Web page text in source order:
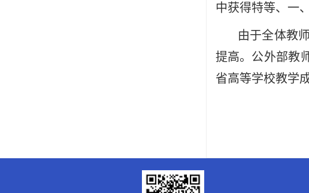
中获得特等、一
由于全体教
提高。公外部教
省高等学校教学